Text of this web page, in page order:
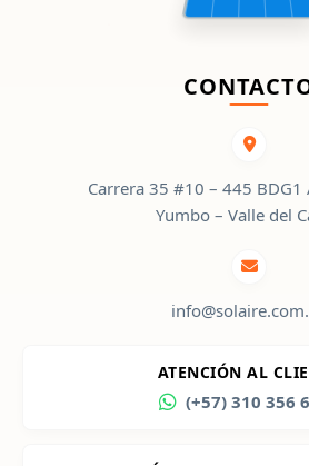
Carrera 35 #10 – 445
Yumbo – Valle del
ATENCIÓN AL
(+57) 310 356